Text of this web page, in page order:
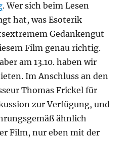
. Wer sich beim Lesen
hat, was Esoterik
Gedankengut
Film genau richtig.
am 13.10. haben wir
Im Anschluss an den
Thomas Frickel für
zur Verfügung, und
ähnlich
Film, nur eben mit der